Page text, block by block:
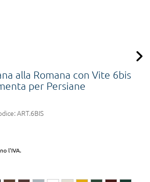
alla Romana con Vite 6bis
per Persiane
ART.6BIS
l'IVA.